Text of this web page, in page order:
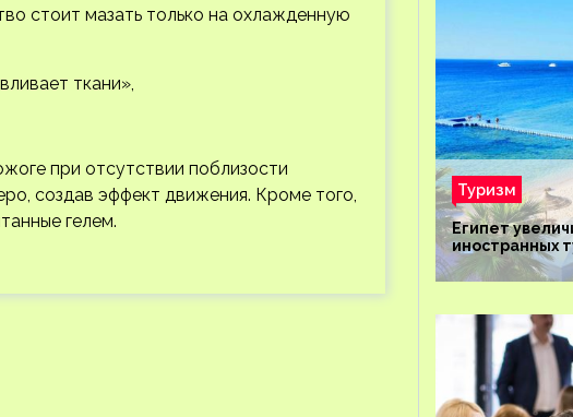
стоит мазать только на охлажденную
ткани»,
при отсутствии поблизости
создав эффект движения. Кроме того,
гелем.
Туризм
Египет
иностранных